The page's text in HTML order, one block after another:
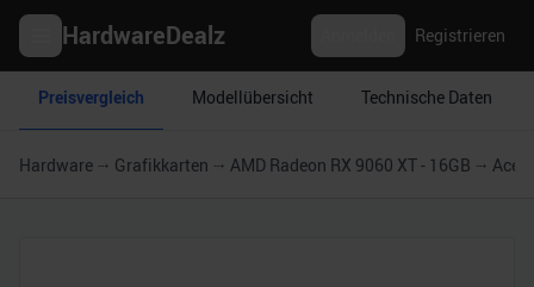
HardwareDealz Registrieren
Preisvergleich Modellübersicht Technische Daten
Hardware Grafikkarten AMD Radeon RX 9060 XT - 16GB Acer